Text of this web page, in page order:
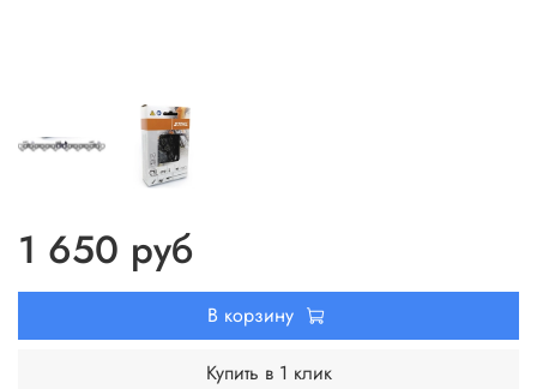
1 650 руб
В корзину
Купить в 1 клик